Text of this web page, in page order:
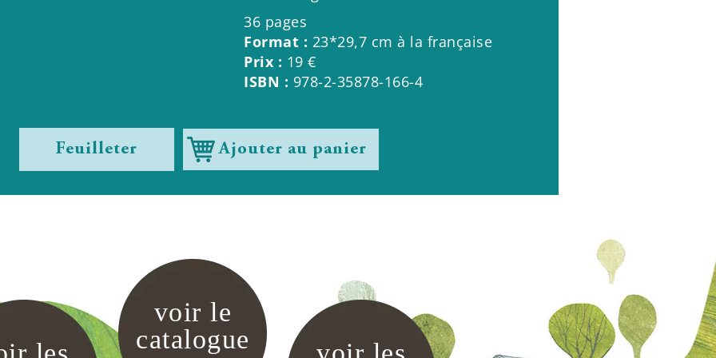
36 pages
Format : 23*29,7 cm à la française
Prix : 19 €
ISBN : 978-2-35878-166-4
Feuilleter Ajouter au panier
voir le
catalogue